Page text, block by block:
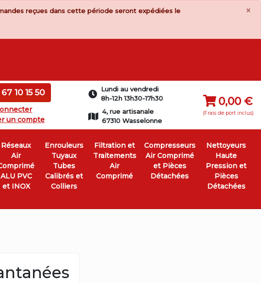
reçues dans cette période seront expédiées le
×
10 15 50
un compte
Lundi au vendredi
8h-12h 13h30-17h30
4, rue artisanale
67310 Wasselonne
0,00 €
(Frais de port inclus)
Réseaux
Air
ALU PVC
et INOX
Enrouleurs
Tuyaux
Tubes
Calibrés et
Colliers
Filtration et
Traitements
Air
Comprimé
Compresseurs
Air Comprimé
et Pièces
Détachées
Nettoyeurs
Haute
Pression et
Pièces
Détachées